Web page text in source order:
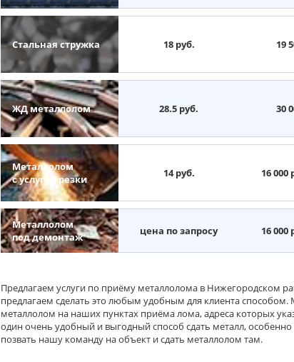
Стальная стружка 18 руб. 19
ЖД металлолом 28.5 руб. 30
Металлолом
с услугой резки
14 руб. 16 000
Металлолом
под демонтаж
цена по запросу 16 000
Предлагаем услуги по приёму металлолома в Нижегородском
предлагаем сделать это любым удобным для клиента
металлолом на наших пунктах приёма лома, адреса которых
один очень удобный и выгодный способ сдать металл, особенно
позвать нашу команду на объект и сдать металлолом там.